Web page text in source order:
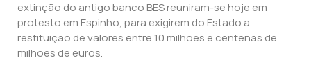
extinção do antigo banco BES reuniram-se hoje em
protesto em Espinho, para exigirem do Estado a
restituição de valores entre 10 milhões e centenas de
milhões de euros.